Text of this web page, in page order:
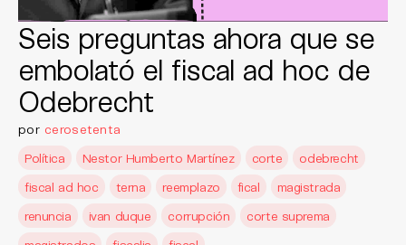
Seis preguntas ahora que se
embolató el fiscal ad hoc de
Odebrecht
por cerosetenta
Política
Nestor Humberto Martínez corte
odebrecht
fiscal ad hoc
terna reemplazo fical
magistrada
renuncia
ivan duque corrupción
corte suprema